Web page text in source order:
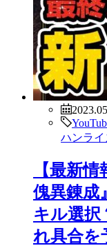
ハンライ
【最新
傀異錬成
キル選択
れ具合を